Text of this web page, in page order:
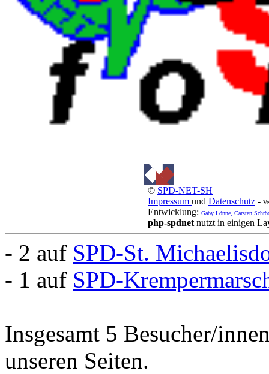
© SPD-NET-SH
Impressum und Datenschutz -
Entwicklung: Gaby Lönne, Carsten
php-spdnet nutzt in einigen
- 2 auf SPD-St.
- 1 auf SPD-
Insgesamt 5 Besucher/
unseren Seiten.